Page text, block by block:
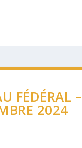
FÉDÉRAL –
2024